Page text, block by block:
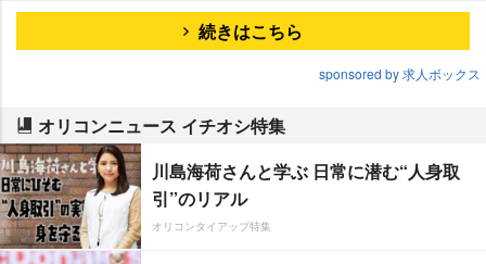
続きはこちら
sponsored by 求人ボックス
オリコンニュース イチオシ特集
川島海荷さんと学ぶ 日常に潜む“人身取
引”のリアル
オリコンタイアップ特集